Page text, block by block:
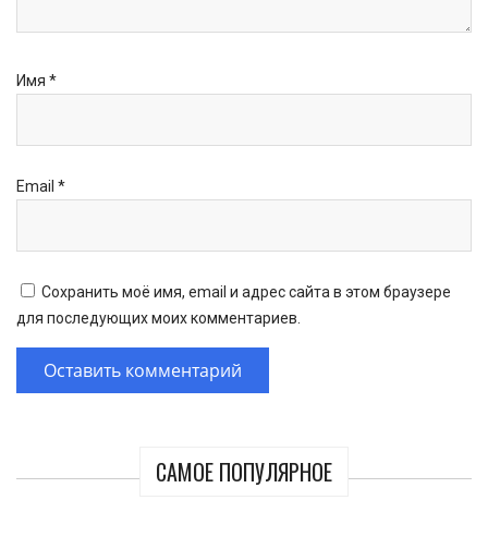
САМОЕ ПОПУЛЯРНОЕ
Имя *
Email *
Сохранить моё имя, email и адрес сайта в этом браузере
для последующих моих комментариев.